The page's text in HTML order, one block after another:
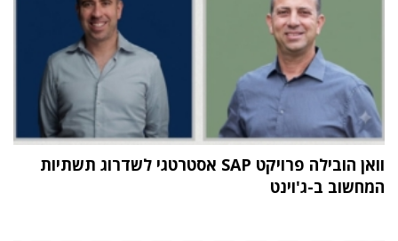
וואן הובילה פרויקט SAP אסטרטגי לשדרוג תשתיות
המחשוב ב-ג'וינט